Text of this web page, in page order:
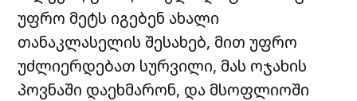
უფრო მეტს იგებენ ახალი
თანაკლასელის შესახებ, მით უფრო
უძლიერდებათ სურვილი, მას ოჯახის
პოვნაში დაეხმარონ, და მსოფლიოში